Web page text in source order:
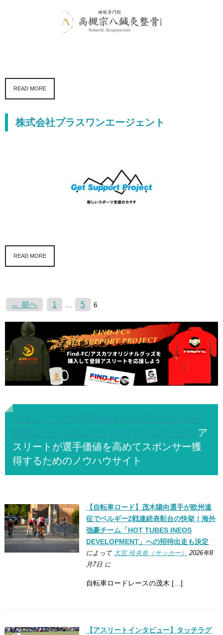
READ MORE
株式会社プラスワンエージェント
READ MORE
← 前へ 1 … 5 6
ア
スリートが選手価値を高めてスポンサー獲
得するためのノウハウサイト
【自転車ロード】茂木陽向選手が欧州遠
征でベルギー2戦連続表彰台の快挙！海外
強豪チーム「HOT TUBES INEOS
DEVELOPMENT」への招待出走も決定
によって 大宮 玲央奈（サッカー）
2026年8
月7日 に
自転車ロードレースの茂木 […]
【アスリートインタビュー】タッチラグ